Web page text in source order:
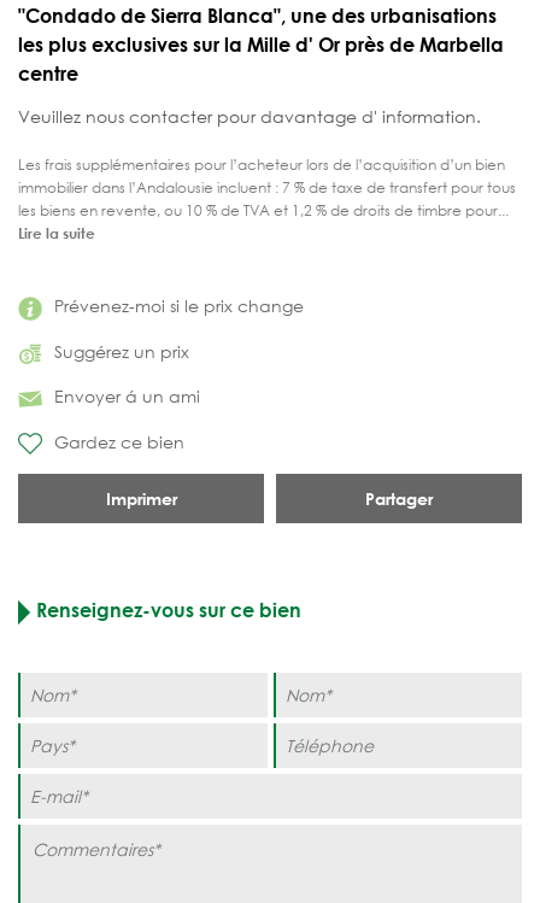
Prévenez-moi si le prix change
Suggérez un prix
Envoyer á un ami
Gardez ce bien
Imprimer Partager
"Condado de Sierra Blanca", une des urbanisations
les plus exclusives sur la Mille d' Or près de Marbella
centre
Veuillez nous contacter pour davantage d' information.
Les frais supplémentaires pour l’acheteur lors de l’acquisition d’un bien
immobilier dans l’Andalousie incluent : 7 % de taxe de transfert pour tous
les biens en revente, ou 10 % de TVA et 1,2 % de droits de timbre pour...
Lire la suite
Renseignez-vous sur ce bien